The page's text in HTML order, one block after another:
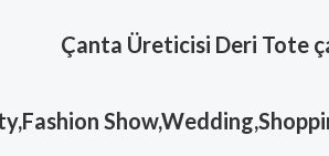
Çanta Üreticisi Deri Tote